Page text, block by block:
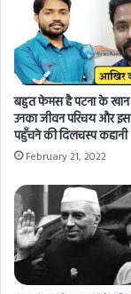
l
a
d
d
r
e
s
बहुत फेमस है पटना के खान
उनका जीवन परिचय और
पहुँचने की दिलचस्प कहानी
February 21, 2022